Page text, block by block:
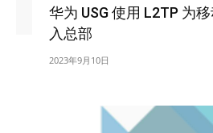
华为 USG 使用 L2TP 为
入总部
2023年9月10日